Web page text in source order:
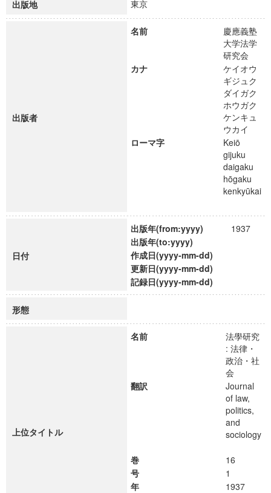
出版地 東京
出版者
名前
慶應義塾
大学法学
研究会
カナ
ケイオウ
ギジュク
ダイガク
ホウガク
ケンキュ
ウカイ
ローマ字
Keiō
gijuku
daigaku
hōgaku
kenkyūkai
日付
出版年(from:yyyy)
1937
出版年(to:yyyy)
作成日(yyyy-mm-dd)
更新日(yyyy-mm-dd)
記録日(yyyy-mm-dd)
形態
上位タイトル
名前
法學研究
: 法律・
政治・社
会
翻訳
Journal
of law,
politics,
and
sociology
巻
16
号
1
年
1937